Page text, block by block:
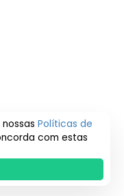
Políticas de
com estas